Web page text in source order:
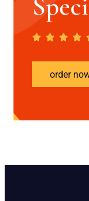
order